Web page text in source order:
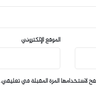
الموقع الإلكتروني
لاستخدامها المرة المقبلة في تعليقي.